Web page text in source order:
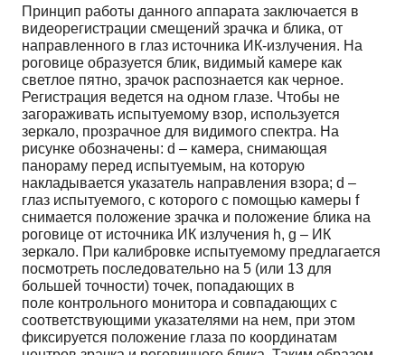
Принцип работы данного аппарата заключается в
видеорегистрации смещений зрачка и блика, от
направленного в глаз источника ИК-излучения. На
роговице образуется блик, видимый камере как
светлое пятно, зрачок распознается как черное.
Регистрация ведется на одном глазе. Чтобы не
загораживать испытуемому взор, используется
зеркало, прозрачное для видимого спектра. На
рисунке обозначены: d – камера, снимающая
панораму перед испытуемым, на которую
накладывается указатель направления взора; d –
глаз испытуемого, с которого с помощью камеры f
снимается положение зрачка и положение блика на
роговице от источника ИК излучения h, g – ИК
зеркало. При калибровке испытуемому предлагается
посмотреть последовательно на 5 (или 13 для
большей точности) точек, попадающих в
поле контрольного монитора и совпадающих с
соответствующими указателями на нем, при этом
фиксируется положение глаза по координатам